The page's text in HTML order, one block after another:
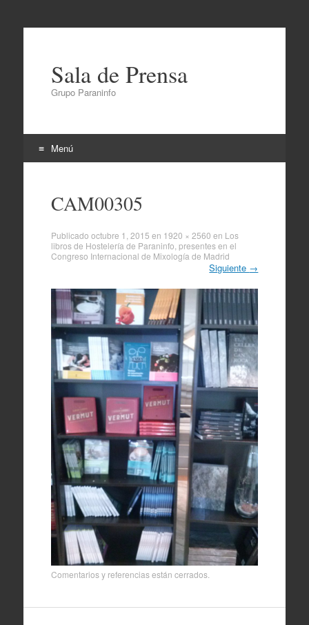
Sala de Prensa
Grupo Paraninfo
Menú
contenidoCAM00305
Publicado octubre 1, 2015 en 1920 × 2560 en Los
libros de Hostelería de Paraninfo, presentes en el
Congreso Internacional de Mixología de Madrid
Siguiente →
Comentarios y referencias están cerrados.